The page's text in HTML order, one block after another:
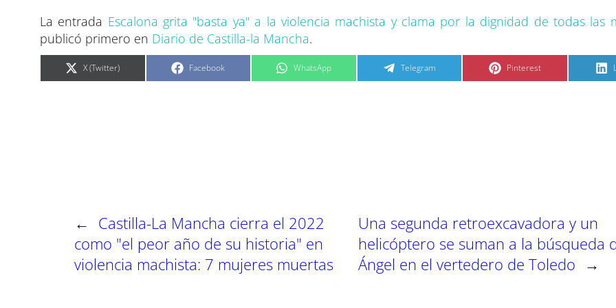
La entrada Escalona grita "basta ya" a la violencia machista y clama por la dignidad de todas las
publicó primero en Diario de Castilla-la Mancha.
C
m
X (Twitter) C
m
Facebook C
m
WhatsApp C
m
Telegram C
m
Pinterest C
← Castilla-La Mancha cierra el 2022
como "el peor año de su historia" en
violencia machista: 7 mujeres muertas
Una segunda retroexcavadora y un
helicóptero se suman a la búsqueda
Ángel en el vertedero de Toledo →